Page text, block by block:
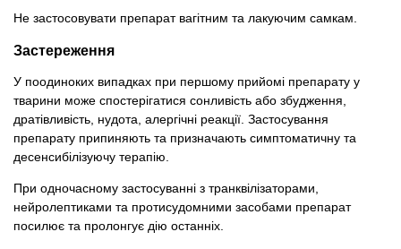
Не застосовувати препарат вагітним та лакуючим самкам.
Застереження
У поодиноких випадках при першому прийомі препарату у
тварини може спостерігатися сонливість або збудження,
дратівливість, нудота, алергічні реакції. Застосування
препарату припиняють та призначають симптоматичну та
десенсибілізуючу терапію.
При одночасному застосуванні з транквілізаторами,
нейролептиками та протисудомними засобами препарат
посилює та пролонгує дію останніх.